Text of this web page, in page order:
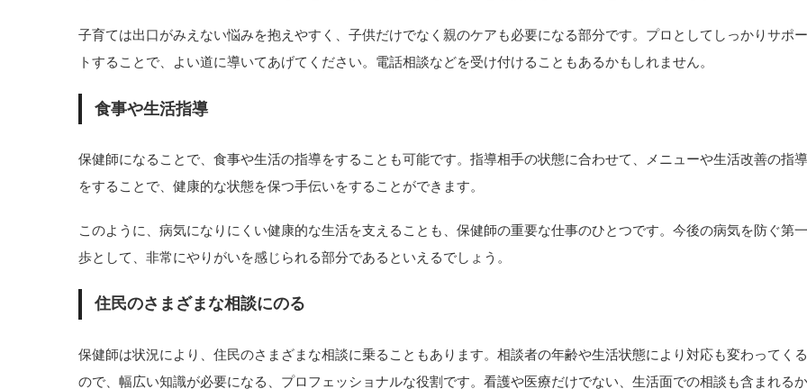
子育ては出口がみえない悩みを抱えやすく、子供だけでなく親のケアも必要になる部分です。プロとしてしっかりサポー
トすることで、よい道に導いてあげてください。電話相談などを受け付けることもあるかもしれません。
食事や生活指導
保健師になることで、食事や生活の指導をすることも可能です。指導相手の状態に合わせて、メニューや生活改善の指導
をすることで、健康的な状態を保つ手伝いをすることができます。
このように、病気になりにくい健康的な生活を支えることも、保健師の重要な仕事のひとつです。今後の病気を防ぐ第一
歩として、非常にやりがいを感じられる部分であるといえるでしょう。
住民のさまざまな相談にのる
保健師は状況により、住民のさまざまな相談に乗ることもあります。相談者の年齢や生活状態により対応も変わってくる
ので、幅広い知識が必要になる、プロフェッショナルな役割です。看護や医療だけでない、生活面での相談も含まれるか